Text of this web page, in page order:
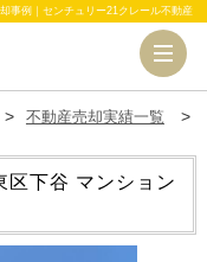
事例｜センチュリー21クレール不動産
不動産売却実績一覧
区下谷 マンション